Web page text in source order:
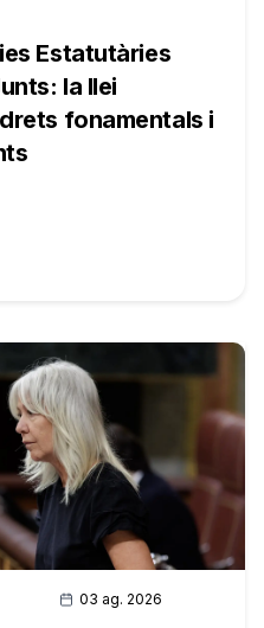
Estatutàries
la llei
fonamentals i
03 ag. 2026